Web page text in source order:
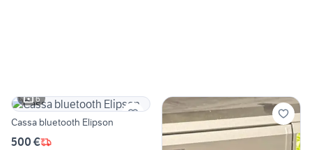
6
Cassa bluetooth Elipson
500 €